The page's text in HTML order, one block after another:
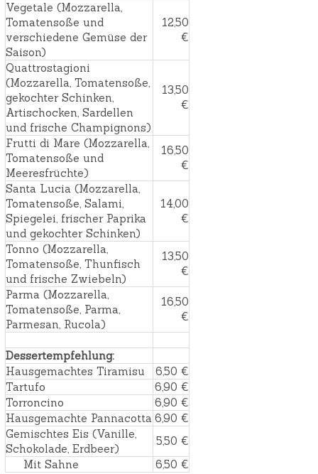
Vegetale (Mozzarella,
Tomatensoße und
verschiedene Gemüse der
Saison)
12,50
€
Quattrostagioni
(Mozzarella, Tomatensoße,
gekochter Schinken,
Artischocken, Sardellen
und frische Champignons)
13,50
€
Frutti di Mare (Mozzarella,
Tomatensoße und
Meeresfrüchte)
16,50
€
Santa Lucia (Mozzarella,
Tomatensoße, Salami,
Spiegelei, frischer Paprika
und gekochter Schinken)
14,00
€
Tonno (Mozzarella,
Tomatensoße, Thunfisch
und frische Zwiebeln)
13,50
€
Parma (Mozzarella,
Tomatensoße, Parma,
Parmesan, Rucola)
16,50
€
Dessertempfehlung:
Hausgemachtes Tiramisu
6,50 €
Tartufo
6,90 €
Torroncino
6,90 €
Hausgemachte Pannacotta 6,90 €
Gemischtes Eis (Vanille,
Schokolade, Erdbeer)
5,50 €
Mit Sahne
6,50 €